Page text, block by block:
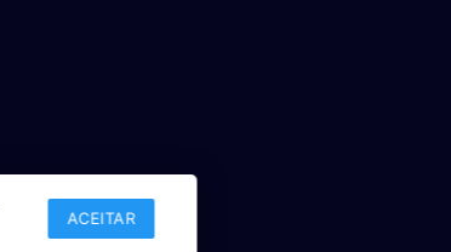
ACEITAR